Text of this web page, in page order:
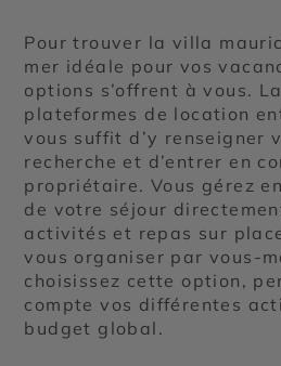
Pour trouver la villa
mer idéale pour vos
options s’offrent à vous.
plateformes de location
vous suffit d’y renseigner
recherche et d’entrer en
propriétaire. Vous gérez
de votre séjour
activités et repas sur
vous organiser par vous-
choisissez cette option,
compte vos différentes
budget global.